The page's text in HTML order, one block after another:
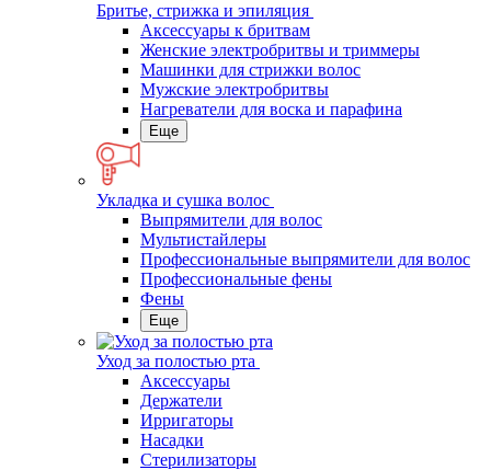
Бритье, стрижка и эпиляция
Аксессуары к бритвам
Женские электробритвы и триммеры
Машинки для стрижки волос
Мужские электробритвы
Нагреватели для воска и парафина
Еще
Укладка и сушка волос
Выпрямители для волос
Мультистайлеры
Профессиональные выпрямители для волос
Профессиональные фены
Фены
Еще
Уход за полостью рта
Аксессуары
Держатели
Ирригаторы
Насадки
Стерилизаторы